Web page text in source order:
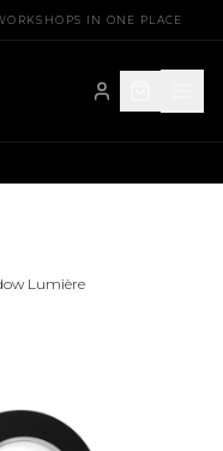
€75 IN ONE PLACE
Lumière